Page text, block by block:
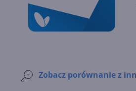
Zobacz porównanie z